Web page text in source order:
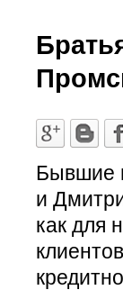
Бывшие
и
как для